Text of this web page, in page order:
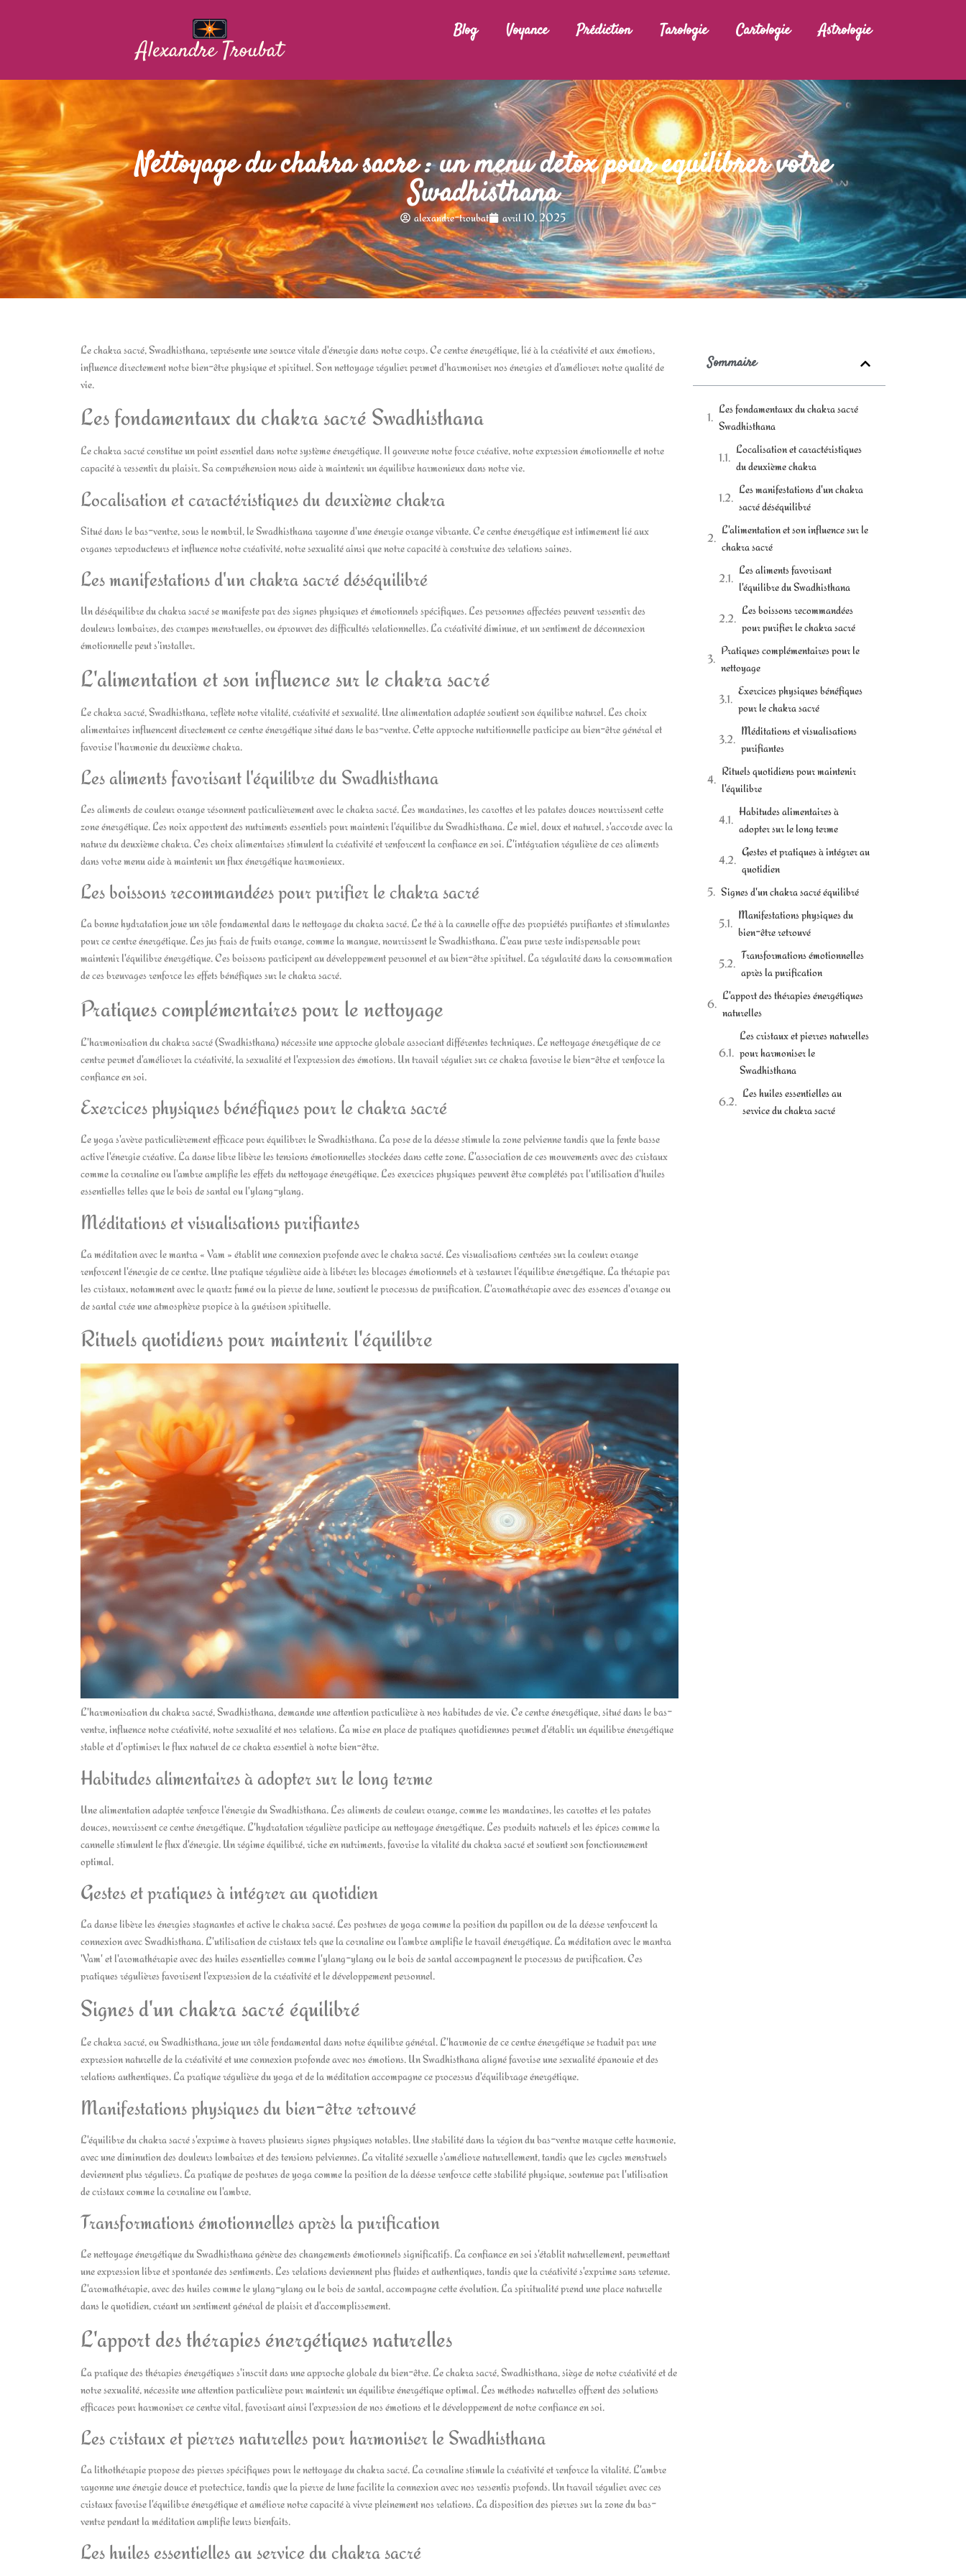
Blog Voyance Prédiction Tarologie Cartologie Astrologie
Nettoyage du chakra sacre : un menu detox pour equilibrer votre
Swadhisthana
alexandre-troubat avril 10, 2025
Le chakra sacré, Swadhisthana, représente une source vitale d'énergie dans notre corps. Ce centre énergétique, lié à la créativité et aux émotions,
influence directement notre bien-être physique et spirituel. Son nettoyage régulier permet d'harmoniser nos énergies et d'améliorer notre qualité de
vie.
Les fondamentaux du chakra sacré Swadhisthana
Le chakra sacré constitue un point essentiel dans notre système énergétique. Il gouverne notre force créative, notre expression émotionnelle et notre
capacité à ressentir du plaisir. Sa compréhension nous aide à maintenir un équilibre harmonieux dans notre vie.
Localisation et caractéristiques du deuxième chakra
Situé dans le bas-ventre, sous le nombril, le Swadhisthana rayonne d'une énergie orange vibrante. Ce centre énergétique est intimement lié aux
organes reproducteurs et influence notre créativité, notre sexualité ainsi que notre capacité à construire des relations saines.
Les manifestations d'un chakra sacré déséquilibré
Un déséquilibre du chakra sacré se manifeste par des signes physiques et émotionnels spécifiques. Les personnes affectées peuvent ressentir des
douleurs lombaires, des crampes menstruelles, ou éprouver des difficultés relationnelles. La créativité diminue, et un sentiment de déconnexion
émotionnelle peut s'installer.
L'alimentation et son influence sur le chakra sacré
Le chakra sacré, Swadhisthana, reflète notre vitalité, créativité et sexualité. Une alimentation adaptée soutient son équilibre naturel. Les choix
alimentaires influencent directement ce centre énergétique situé dans le bas-ventre. Cette approche nutritionnelle participe au bien-être général et
favorise l'harmonie du deuxième chakra.
Les aliments favorisant l'équilibre du Swadhisthana
Les aliments de couleur orange résonnent particulièrement avec le chakra sacré. Les mandarines, les carottes et les patates douces nourrissent cette
zone énergétique. Les noix apportent des nutriments essentiels pour maintenir l'équilibre du Swadhisthana. Le miel, doux et naturel, s'accorde avec la
nature du deuxième chakra. Ces choix alimentaires stimulent la créativité et renforcent la confiance en soi. L'intégration régulière de ces aliments
dans votre menu aide à maintenir un flux énergétique harmonieux.
Les boissons recommandées pour purifier le chakra sacré
La bonne hydratation joue un rôle fondamental dans le nettoyage du chakra sacré. Le thé à la cannelle offre des propriétés purifiantes et stimulantes
pour ce centre énergétique. Les jus frais de fruits orange, comme la mangue, nourrissent le Swadhisthana. L'eau pure reste indispensable pour
maintenir l'équilibre énergétique. Ces boissons participent au développement personnel et au bien-être spirituel. La régularité dans la consommation
de ces breuvages renforce les effets bénéfiques sur le chakra sacré.
Pratiques complémentaires pour le nettoyage
L'harmonisation du chakra sacré (Swadhisthana) nécessite une approche globale associant différentes techniques. Le nettoyage énergétique de ce
centre permet d'améliorer la créativité, la sexualité et l'expression des émotions. Un travail régulier sur ce chakra favorise le bien-être et renforce la
confiance en soi.
Exercices physiques bénéfiques pour le chakra sacré
Le yoga s'avère particulièrement efficace pour équilibrer le Swadhisthana. La pose de la déesse stimule la zone pelvienne tandis que la fente basse
active l'énergie créative. La danse libre libère les tensions émotionnelles stockées dans cette zone. L'association de ces mouvements avec des cristaux
comme la cornaline ou l'ambre amplifie les effets du nettoyage énergétique. Les exercices physiques peuvent être complétés par l'utilisation d'huiles
essentielles telles que le bois de santal ou l'ylang-ylang.
Méditations et visualisations purifiantes
La méditation avec le mantra « Vam » établit une connexion profonde avec le chakra sacré. Les visualisations centrées sur la couleur orange
renforcent l'énergie de ce centre. Une pratique régulière aide à libérer les blocages émotionnels et à restaurer l'équilibre énergétique. La thérapie par
les cristaux, notamment avec le quartz fumé ou la pierre de lune, soutient le processus de purification. L'aromathérapie avec des essences d'orange ou
de santal crée une atmosphère propice à la guérison spirituelle.
Rituels quotidiens pour maintenir l'équilibre
L'harmonisation du chakra sacré, Swadhisthana, demande une attention particulière à nos habitudes de vie. Ce centre énergétique, situé dans le bas-
ventre, influence notre créativité, notre sexualité et nos relations. La mise en place de pratiques quotidiennes permet d'établir un équilibre énergétique
stable et d'optimiser le flux naturel de ce chakra essentiel à notre bien-être.
Habitudes alimentaires à adopter sur le long terme
Une alimentation adaptée renforce l'énergie du Swadhisthana. Les aliments de couleur orange, comme les mandarines, les carottes et les patates
douces, nourrissent ce centre énergétique. L'hydratation régulière participe au nettoyage énergétique. Les produits naturels et les épices comme la
cannelle stimulent le flux d'énergie. Un régime équilibré, riche en nutriments, favorise la vitalité du chakra sacré et soutient son fonctionnement
optimal.
Gestes et pratiques à intégrer au quotidien
La danse libère les énergies stagnantes et active le chakra sacré. Les postures de yoga comme la position du papillon ou de la déesse renforcent la
connexion avec Swadhisthana. L'utilisation de cristaux tels que la cornaline ou l'ambre amplifie le travail énergétique. La méditation avec le mantra
'Vam' et l'aromathérapie avec des huiles essentielles comme l'ylang-ylang ou le bois de santal accompagnent le processus de purification. Ces
pratiques régulières favorisent l'expression de la créativité et le développement personnel.
Signes d'un chakra sacré équilibré
Le chakra sacré, ou Swadhisthana, joue un rôle fondamental dans notre équilibre général. L'harmonie de ce centre énergétique se traduit par une
expression naturelle de la créativité et une connexion profonde avec nos émotions. Un Swadhisthana aligné favorise une sexualité épanouie et des
relations authentiques. La pratique régulière du yoga et de la méditation accompagne ce processus d'équilibrage énergétique.
Manifestations physiques du bien-être retrouvé
L'équilibre du chakra sacré s'exprime à travers plusieurs signes physiques notables. Une stabilité dans la région du bas-ventre marque cette harmonie,
avec une diminution des douleurs lombaires et des tensions pelviennes. La vitalité sexuelle s'améliore naturellement, tandis que les cycles menstruels
deviennent plus réguliers. La pratique de postures de yoga comme la position de la déesse renforce cette stabilité physique, soutenue par l'utilisation
de cristaux comme la cornaline ou l'ambre.
Transformations émotionnelles après la purification
Le nettoyage énergétique du Swadhisthana génère des changements émotionnels significatifs. La confiance en soi s'établit naturellement, permettant
une expression libre et spontanée des sentiments. Les relations deviennent plus fluides et authentiques, tandis que la créativité s'exprime sans retenue.
L'aromathérapie, avec des huiles comme le ylang-ylang ou le bois de santal, accompagne cette évolution. La spiritualité prend une place naturelle
dans le quotidien, créant un sentiment général de plaisir et d'accomplissement.
L'apport des thérapies énergétiques naturelles
La pratique des thérapies énergétiques s'inscrit dans une approche globale du bien-être. Le chakra sacré, Swadhisthana, siège de notre créativité et de
notre sexualité, nécessite une attention particulière pour maintenir un équilibre énergétique optimal. Les méthodes naturelles offrent des solutions
efficaces pour harmoniser ce centre vital, favorisant ainsi l'expression de nos émotions et le développement de notre confiance en soi.
Les cristaux et pierres naturelles pour harmoniser le Swadhisthana
La lithothérapie propose des pierres spécifiques pour le nettoyage du chakra sacré. La cornaline stimule la créativité et renforce la vitalité. L'ambre
rayonne une énergie douce et protectrice, tandis que la pierre de lune facilite la connexion avec nos ressentis profonds. Un travail régulier avec ces
cristaux favorise l'équilibre énergétique et améliore notre capacité à vivre pleinement nos relations. La disposition des pierres sur la zone du bas-
ventre pendant la méditation amplifie leurs bienfaits.
Les huiles essentielles au service du chakra sacré
Sommaire
Les fondamentaux du chakra sacré
Swadhisthana
Localisation et caractéristiques
du deuxième chakra
Les manifestations d'un chakra
sacré déséquilibré
L'alimentation et son influence sur le
chakra sacré
Les aliments favorisant
l'équilibre du Swadhisthana
Les boissons recommandées
pour purifier le chakra sacré
Pratiques complémentaires pour le
nettoyage
Exercices physiques bénéfiques
pour le chakra sacré
Méditations et visualisations
purifiantes
Rituels quotidiens pour maintenir
l'équilibre
Habitudes alimentaires à
adopter sur le long terme
Gestes et pratiques à intégrer au
quotidien
Signes d'un chakra sacré équilibré
Manifestations physiques du
bien-être retrouvé
Transformations émotionnelles
après la purification
L'apport des thérapies énergétiques
naturelles
Les cristaux et pierres naturelles
pour harmoniser le
Swadhisthana
Les huiles essentielles au
service du chakra sacré